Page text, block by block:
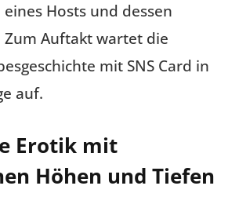
Hosts und dessen
Zum Auftakt wartet die
mit SNS Card in
auf.
Erotik mit
Höhen und Tiefen